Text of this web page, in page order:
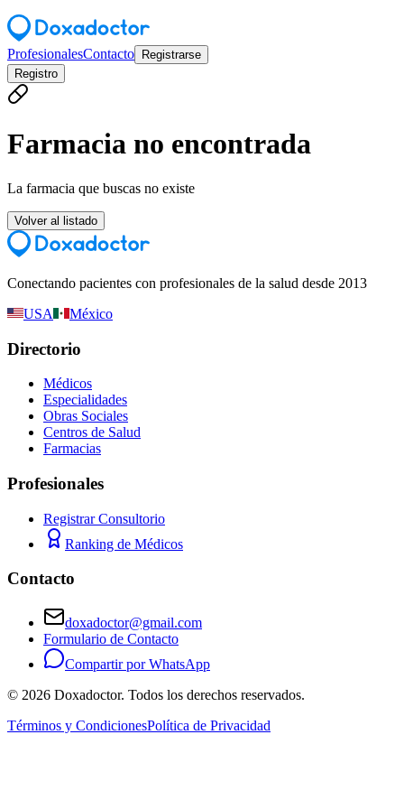
ProfesionalesContacto
Registrarse
Registro
Farmacia no encontrada
La farmacia que buscas no existe
Volver al listado
Conectando pacientes con profesionales de la salud desde 2013
USA
México
Directorio
Médicos
Especialidades
Obras Sociales
Centros de Salud
Farmacias
Profesionales
Registrar Consultorio
Ranking de Médicos
Contacto
doxadoctor@gmail.com
Formulario de Contacto
Compartir por WhatsApp
© 2026 Doxadoctor. Todos los derechos reservados.
Términos y CondicionesPolítica de Privacidad